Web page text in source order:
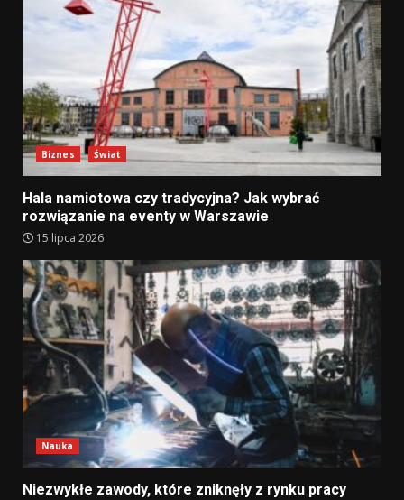
Biznes Świat
Hala namiotowa czy tradycyjna? Jak wybrać
rozwiązanie na eventy w Warszawie
15 lipca 2026
Nauka
Niezwykłe zawody, które zniknęły z rynku pracy